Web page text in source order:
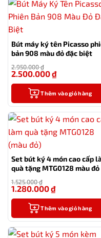
Bút máy ký tên Picasso
bản 908 màu đỏ đặc biệt
2.950.000₫
2.500.000₫
Thêm vào giỏ hàng
Set bút ký 4 món cao cấp
quà tặng MTG0128 màu đỏ
1.525.000₫
1.280.000₫
Thêm vào giỏ hàng